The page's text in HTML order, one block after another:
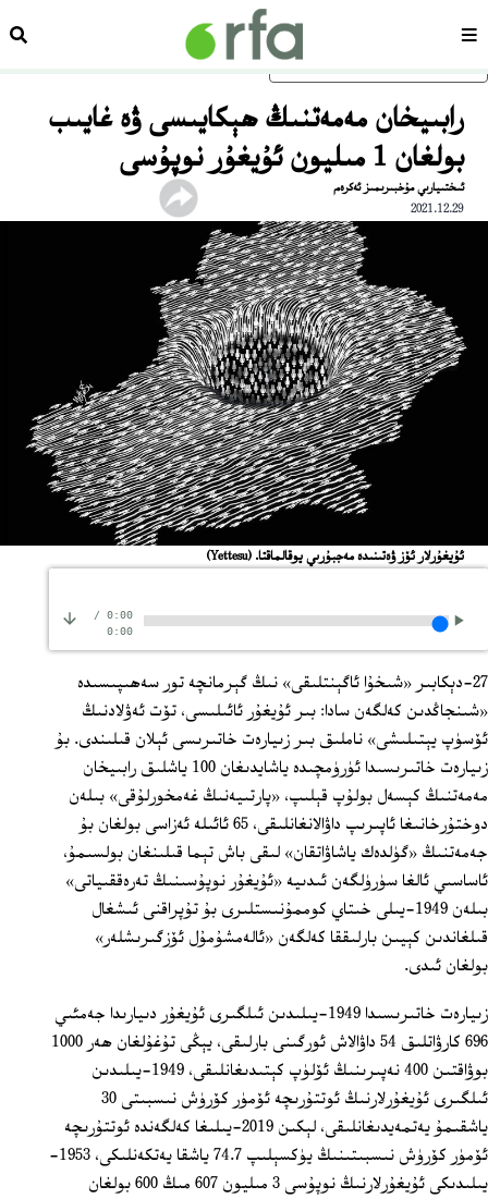
ئاساسلىق مەزمۇنغا ئاتلاڭسەھىپە
رابىيخان مەمەتنىڭ ھېكايىسى ۋە غايىب
بولغان 1 مىليون ئۇيغۇر نوپۇسى
ئىختىيارىي مۇخبىرىمىز ئەكرەم
2021.12.29
ئۇيغۇرلار ئۆز ۋەتىنىدە مەجبۇرىي يوقالماقتا.(Yettesu)
0:00
/
0:00
27-دېكابىر «شىخۇا ئاگېنتلىقى» نىڭ گېرمانچە تور سەھىپىسىدە
«شىنجاڭدىن كەلگەن سادا: بىر ئۇيغۇر ئائىلىسى، تۆت ئەۋلادنىڭ
ئۆسۈپ يېتىلىشى» ناملىق بىر زىيارەت خاتىرىسى ئېلان قىلىندى. بۇ
زىيارەت خاتىرىسىدا ئۈرۈمچىدە ياشايدىغان 100 ياشلىق رابىيخان
مەمەتنىڭ كېسەل بولۇپ قېلىپ، «پارتىيەنىڭ غەمخورلۇقى» بىلەن
دوختۇرخانىغا ئاپىرىپ داۋالانغانلىقى، 65 ئائىلە ئەزاسى بولغان بۇ
جەمەتنىڭ «گۈلدەك ياشاۋاتقان» لىقى باش تېما قىلىنغان بولسىمۇ،
ئاساسىي ئالغا سۈرۈلگەن ئىدىيە «ئۇيغۇر نوپۇسىنىڭ تەرەققىياتى»
بىلەن 1949-يىلى خىتاي كوممۇنىستلىرى بۇ تۇپراقنى ئىشغال
قىلغاندىن كېيىن بارلىققا كەلگەن «ئالەمشۇمۇل ئۆزگىرىشلەر»
بولغان ئىدى.
زىيارەت خاتىرىسىدا 1949-يىلىدىن ئىلگىرى ئۇيغۇر دىيارىدا جەمئىي
696 كارۋاتلىق 54 داۋالاش ئورگىنى بارلىقى، يېڭى تۇغۇلغان ھەر 1000
بوۋاقتىن 400 نەپىرىنىڭ ئۆلۈپ كېتىدىغانلىقى، 1949-يىلىدىن
ئىلگىرى ئۇيغۇرلارنىڭ ئوتتۇرىچە ئۆمۈر كۆرۈش نىسبىتى 30
ياشقىمۇ يەتمەيدىغانلىقى، لېكىن 2019-يىلىغا كەلگەندە ئوتتۇرىچە
ئۆمۈر كۆرۈش نىسبىتىنىڭ يۈكسېلىپ 74.7 ياشقا يەتكەنلىكى، 1953-
يىلىدىكى ئۇيغۇرلارنىڭ نوپۇسى 3 مىليون 607 مىڭ 600 بولغان